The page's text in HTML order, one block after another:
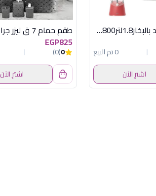
مكواة استاند بالبخار1.8لتر1800وات فيليبس
0 تم البيع
اشترِ الآن
طقم حمام 7 ق ليزر جراى اكسا
EGP825
0
(0)
اشترِ الآن